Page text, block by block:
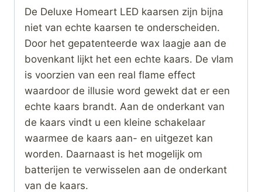
De Deluxe Homeart LED kaarsen zijn bijna
niet van echte kaarsen te onderscheiden.
Door het gepatenteerde wax laagje aan de
bovenkant lijkt het een echte kaars. De vlam
is voorzien van een real flame effect
waardoor de illusie word gewekt dat er een
echte kaars brandt. Aan de onderkant van
de kaars vindt u een kleine schakelaar
waarmee de kaars aan- en uitgezet kan
worden. Daarnaast is het mogelijk om
batterijen te verwisselen aan de onderkant
van de kaars.